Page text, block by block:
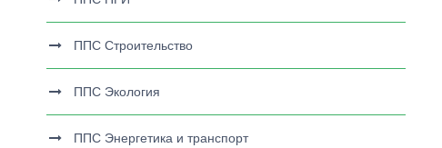
ППС Строительство
ППС Экология
ППС Энергетика и транспорт